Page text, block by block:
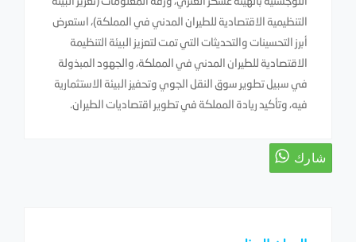
التنظيمية الاقتصادية للطيران المدني في المملكة)، استعرض
أبرز التحسينات والتحديثات التي تمت لتعزيز البيئة التنظيمة
الاقتصادية للطيران المدني في المملكة، والجهود المبذولة
في سبيل تطوير سوق النقل الجوي وتحفيز البيئة الاستثمارية
فيه، وتأكيد ريادة المملكة في تطوير اقتصاديات الطيران.